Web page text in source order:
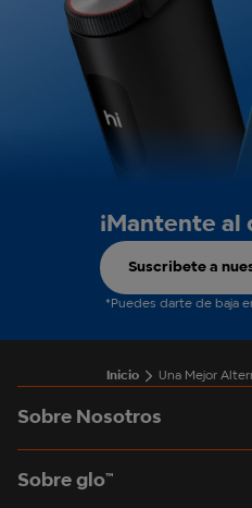
¡Mantente al
Suscribete a
*Puedes darte de baja
Inicio Una Mejor
Sobre Nosotros
Sobre glo™